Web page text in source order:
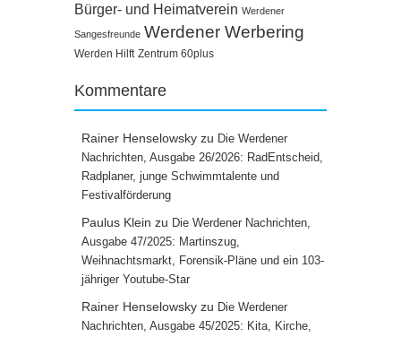
Bürger- und Heimatverein Werdener
Sangesfreunde Werdener Werbering
Werden Hilft Zentrum 60plus
Kommentare
Rainer Henselowsky zu Die Werdener
Nachrichten, Ausgabe 26/2026: RadEntscheid,
Radplaner, junge Schwimmtalente und
Festivalförderung
Paulus Klein zu Die Werdener Nachrichten,
Ausgabe 47/2025: Martinszug,
Weihnachtsmarkt, Forensik-Pläne und ein 103-
jähriger Youtube-Star
Rainer Henselowsky zu Die Werdener
Nachrichten, Ausgabe 45/2025: Kita, Kirche,